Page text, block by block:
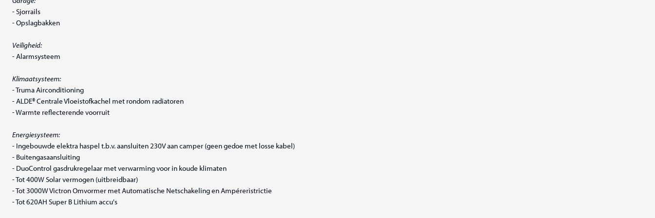
- Sjorrails
- Opslagbakken
Veiligheid:
- Alarmsysteem
Klimaatsysteem:
- Truma Airconditioning
- ALDE® Centrale Vloeistofkachel met rondom radiatoren
- Warmte reflecterende voorruit
Energiesysteem:
- Ingebouwde elektra haspel t.b.v. aansluiten 230V aan camper (geen gedoe met losse kabel)
- Buitengasaansluiting
- DuoControl gasdrukregelaar met verwarming voor in koude klimaten
- Tot 400W Solar vermogen (uitbreidbaar)
- Tot 3000W Victron Omvormer met Automatische Netschakeling en Ampéreristrictie
- Tot 620AH Super B Lithium accu's